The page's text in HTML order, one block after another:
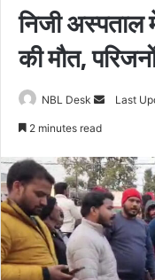
निजी
की मौत,
NBL Desk
Send
Last
2 minutes read